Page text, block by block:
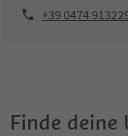
+39 0474
Finde